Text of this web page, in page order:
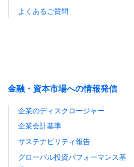
よくあるご質問
金融・資本市場への情報発信
企業のディスクロージャー
企業会計基準
サステナビリティ報告
グローバル投資パフォーマンス基